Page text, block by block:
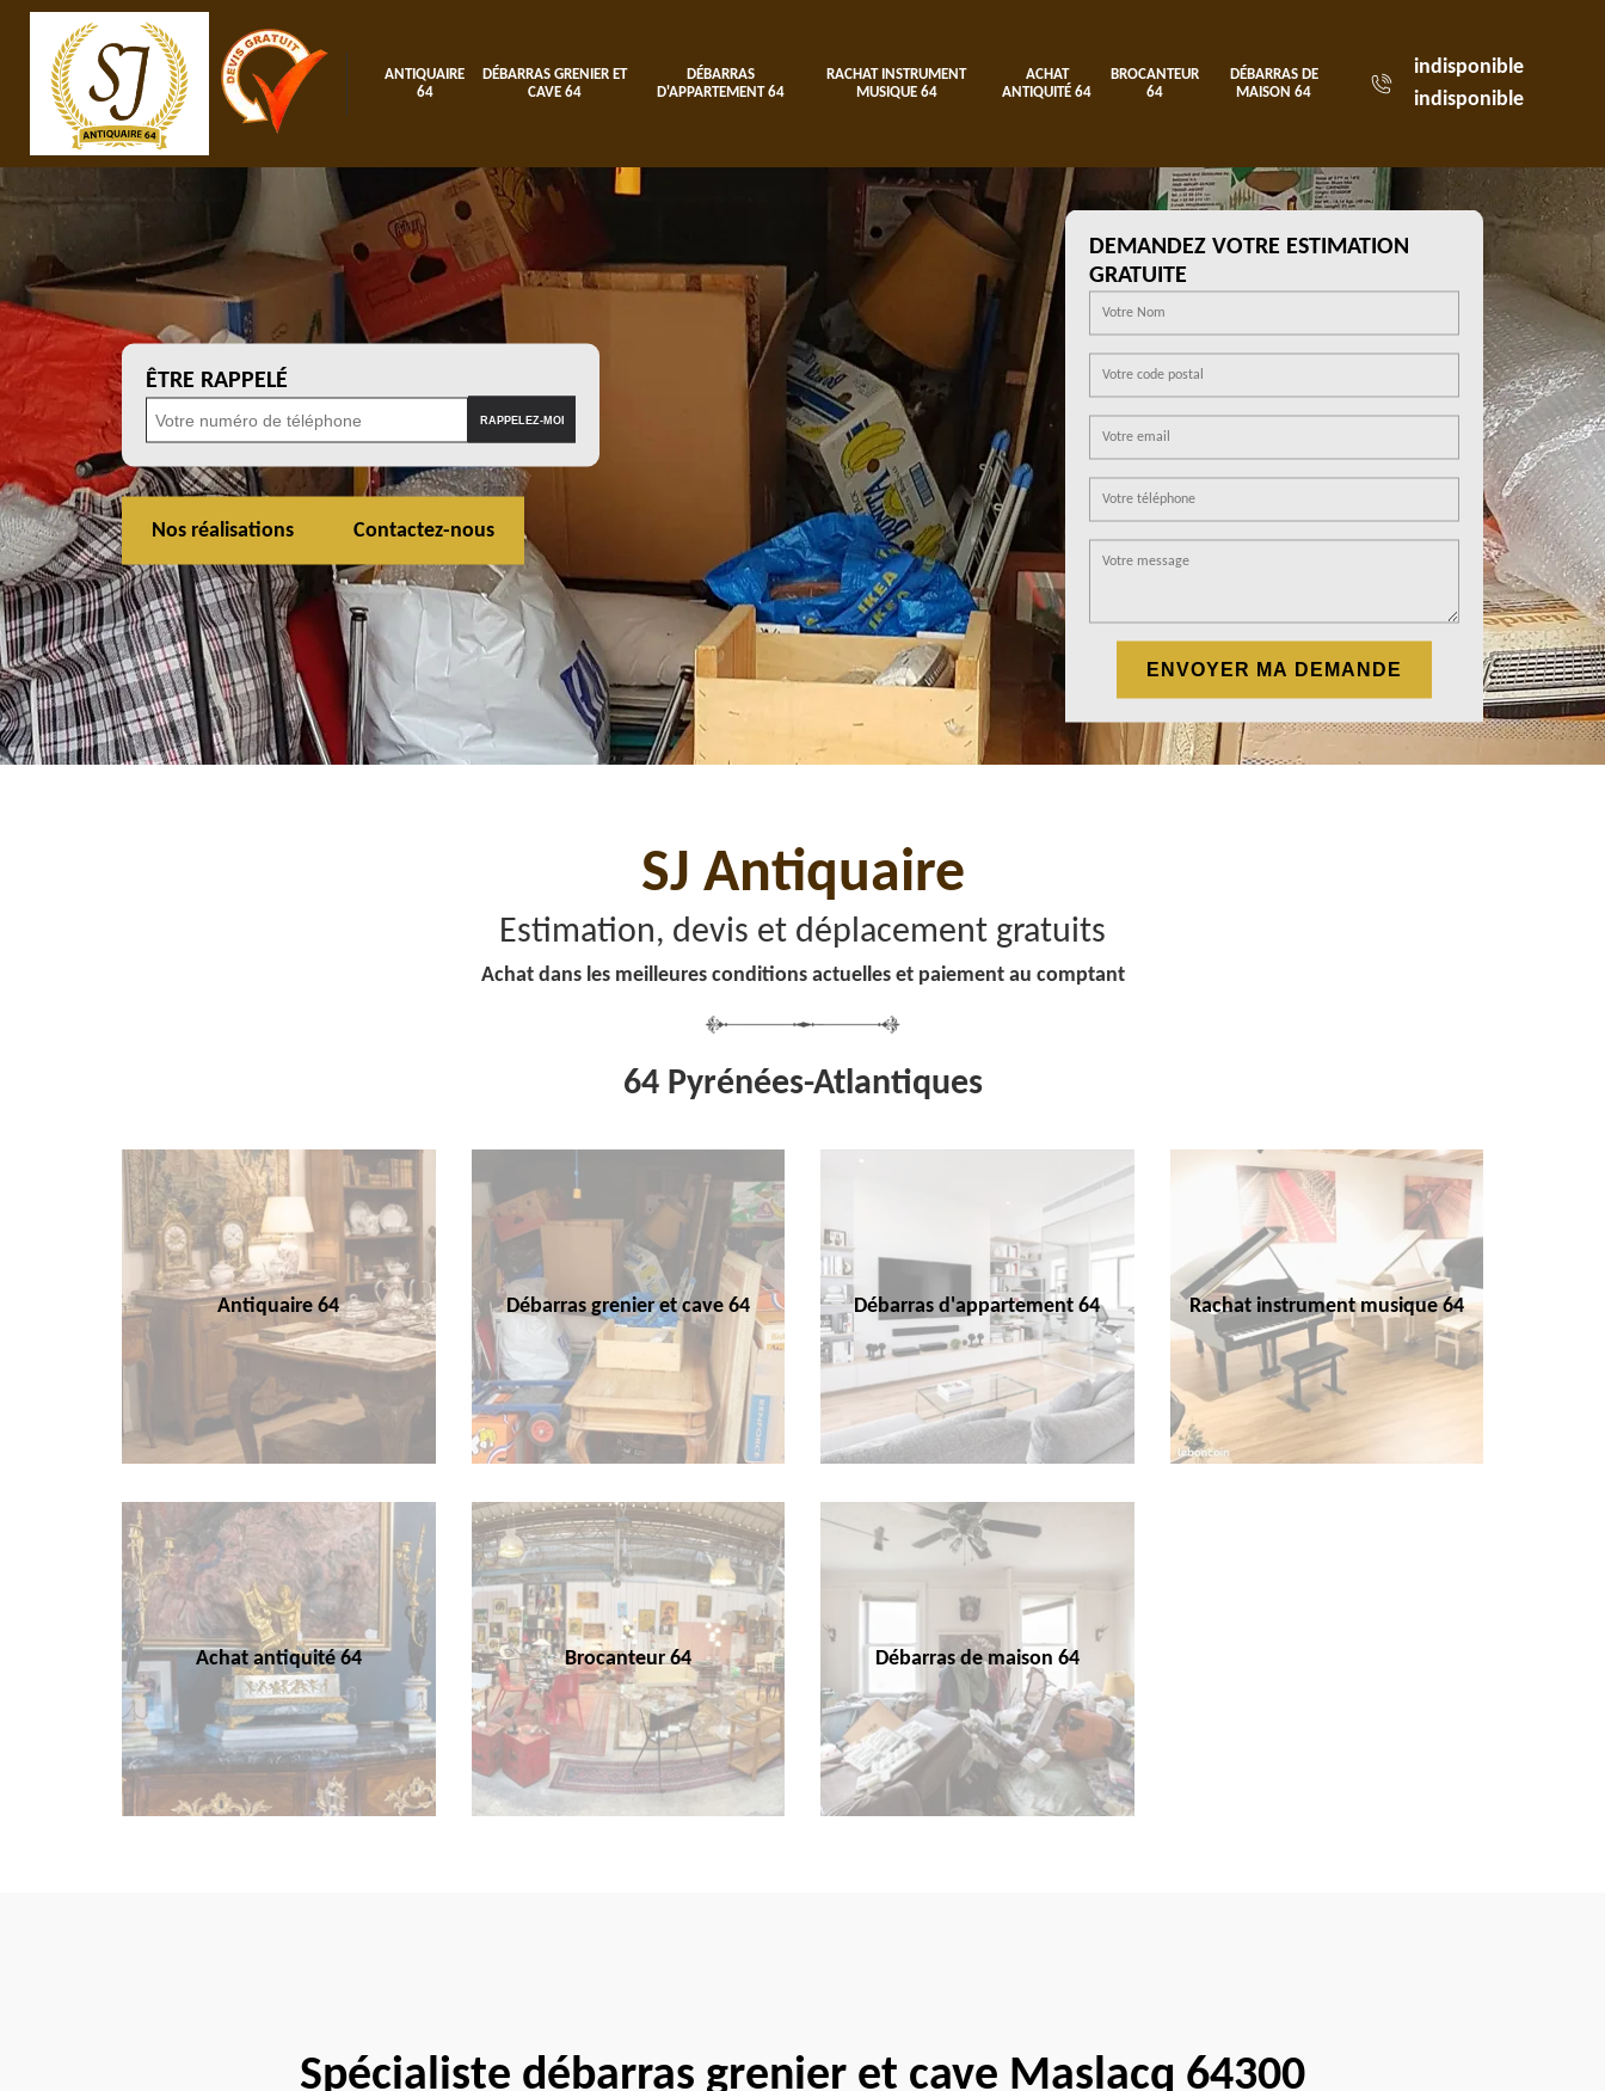
ANTIQUAIRE
64
DÉBARRAS GRENIER ET
CAVE 64
DÉBARRAS
D'APPARTEMENT 64
RACHAT INSTRUMENT
MUSIQUE 64
ACHAT
ANTIQUITÉ 64
BROCANTEUR
64
DÉBARRAS DE
MAISON 64
indisponible
indisponible
ÊTRE RAPPELÉ
Nos réalisations Contactez-nous
DEMANDEZ VOTRE ESTIMATION
GRATUITE
SJ Antiquaire
Estimation, devis et déplacement gratuits
Achat dans les meilleures conditions actuelles et paiement au comptant
64 Pyrénées-Atlantiques
Antiquaire 64 Débarras grenier et cave 64 Débarras d'appartement 64 Rachat instrument musique 64
Achat antiquité 64 Brocanteur 64 Débarras de maison 64
Spécialiste débarras grenier et cave Maslacq 64300